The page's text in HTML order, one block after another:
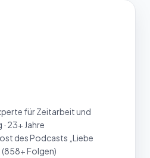
für Zeitarbeit und
23+ Jahre
des Podcasts „Liebe
858+ Folgen)